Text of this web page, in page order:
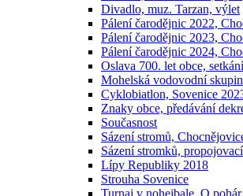
Divadlo, muz. Tarzan, výlet
Pálení čarodějnic 2022,
Pálení čarodějnic 2023,
Pálení čarodějnic 2024,
Oslava 700. let obce,
Mohelská vodovodní
Cyklobiatlon, Sovenice
Znaky obce, předávání
Současnost
Sázení stromů,
Sázení stromků,
Lípy Republiky 2018
Strouha Sovenice
Turnaj v nohejbale, O